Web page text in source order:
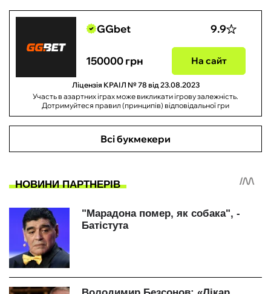
GGbet 9.9
150000 грн На сайт
Ліцензія КРАІЛ № 78 від 23.08.2023
Участь в азартних іграх може викликати ігрову залежність.
Дотримуйтеся правил (принципів) відповідальної гри
Всі букмекери